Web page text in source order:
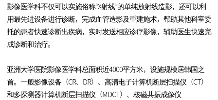
影像医学科不仅可以实施俗称“X射线”的单纯放射线造影，还可以利
用最先进设备进行诊断，完成血管造影及重建施术，帮助其他科室委
托的患者快速诊断出疾病，实时发送相应诊疗影像，辅助医生快速完
成诊断和治疗。
亚洲大学医院影像医学科总面积近4000平方米，设施规模居韩国之
首。一般影像设备（CR、DR）、高清电子计算机断层扫描仪（CT）
和多探测器计算机断层扫描仪（MDCT）、核磁共振成像仪